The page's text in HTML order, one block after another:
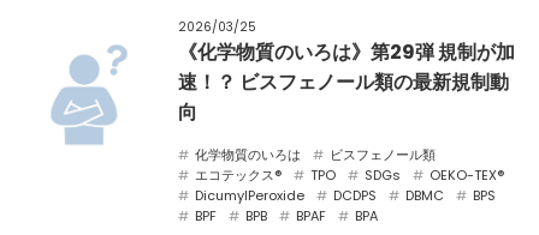
2026/03/25
《化学物質のいろは》第29弾 規制が加
速！？ ビスフェノール類の最新規制動
向
化学物質のいろは
ビスフェノール類
エコテックス®
TPO SDGs
OEKO-TEX®
DicumylPeroxide
DCDPS DBMC
BPS
BPF
BPB BPAF BPA